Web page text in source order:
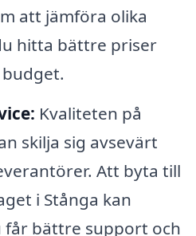
att jämföra olika
hitta bättre priser
Kvaliteten på
skilja sig avsevärt
Att byta till
i Stånga kan
får bättre support och